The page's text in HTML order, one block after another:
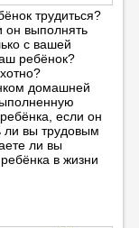
трудиться?
он выполнять
с вашей
ребёнок?
домашней
если он
ли вы трудовым
ли вы
в жизни